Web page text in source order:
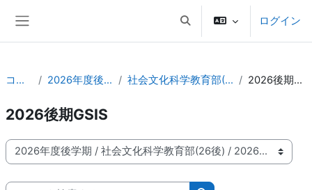
検索入力に切り替えるログイン
コース 2026年度後学期 社会文化科学教育部(26後) 2026後期GSIS
2026後期GSIS
コースカテゴリ